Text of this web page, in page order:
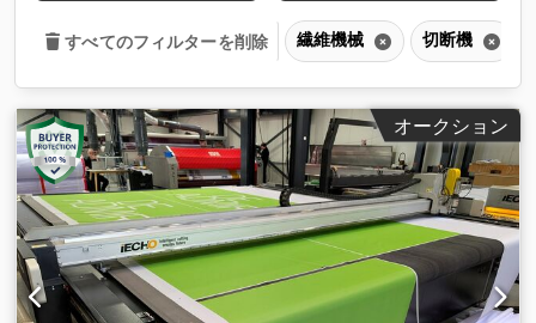
すべてのフィルターを削除 繊維機械 切断機
オークション